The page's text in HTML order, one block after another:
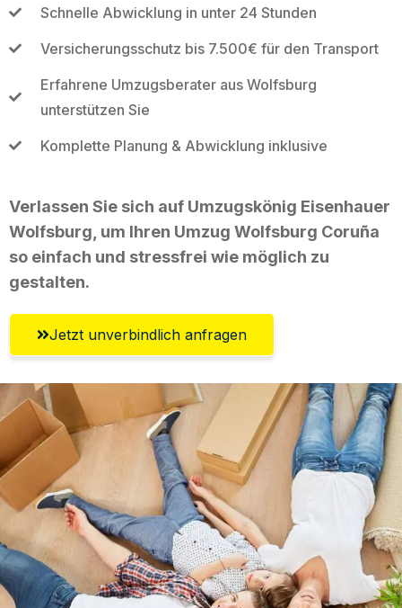
Schnelle Abwicklung in unter 24 Stunden
Versicherungsschutz bis 7.500€ für den Transport
Erfahrene Umzugsberater aus Wolfsburg
unterstützen Sie
Komplette Planung & Abwicklung inklusive
Verlassen Sie sich auf Umzugskönig Eisenhauer
Wolfsburg, um Ihren Umzug Wolfsburg Coruña
so einfach und stressfrei wie möglich zu
gestalten.
Jetzt unverbindlich anfragen